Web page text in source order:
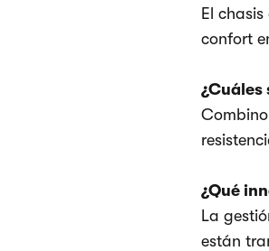
El
confort
¿Cuáles
¿Qué
La
están